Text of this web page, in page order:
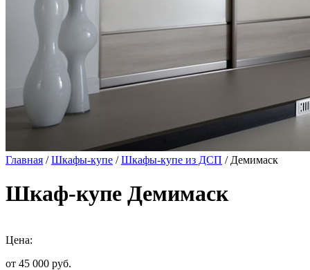
Главная /Шкафы-купе /Шкафы-купе из ДСП / Демимаск
Шкаф-купе Демимаск
Цена:
от 45 000 руб.